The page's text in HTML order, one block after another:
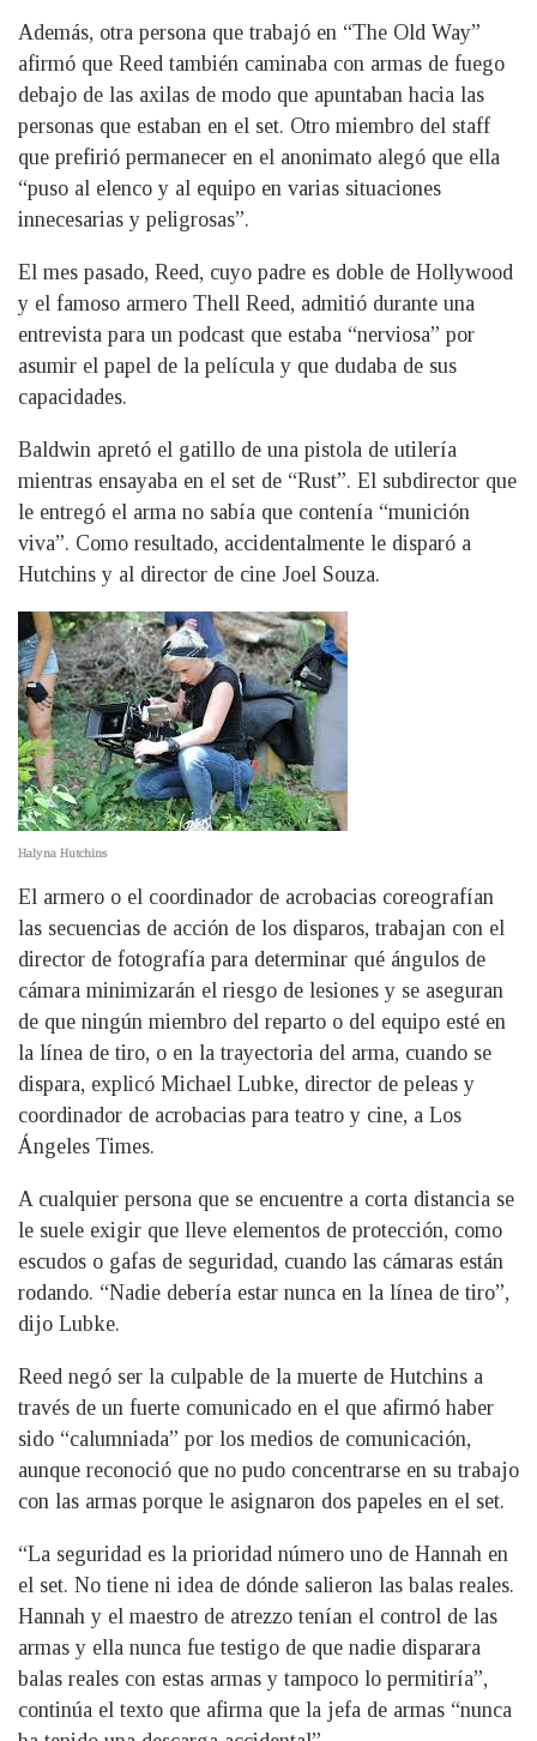
Además, otra persona que trabajó en “The Old Way”
afirmó que Reed también caminaba con armas de fuego
debajo de las axilas de modo que apuntaban hacia las
personas que estaban en el set. Otro miembro del staff
que prefirió permanecer en el anonimato alegó que ella
“puso al elenco y al equipo en varias situaciones
innecesarias y peligrosas”.
El mes pasado, Reed, cuyo padre es doble de Hollywood
y el famoso armero Thell Reed, admitió durante una
entrevista para un podcast que estaba “nerviosa” por
asumir el papel de la película y que dudaba de sus
capacidades.
Baldwin apretó el gatillo de una pistola de utilería
mientras ensayaba en el set de “Rust”. El subdirector que
le entregó el arma no sabía que contenía “munición
viva”. Como resultado, accidentalmente le disparó a
Hutchins y al director de cine Joel Souza.
Halyna Hutchins
El armero o el coordinador de acrobacias coreografían
las secuencias de acción de los disparos, trabajan con el
director de fotografía para determinar qué ángulos de
cámara minimizarán el riesgo de lesiones y se aseguran
de que ningún miembro del reparto o del equipo esté en
la línea de tiro, o en la trayectoria del arma, cuando se
dispara, explicó Michael Lubke, director de peleas y
coordinador de acrobacias para teatro y cine, a Los
Ángeles Times.
A cualquier persona que se encuentre a corta distancia se
le suele exigir que lleve elementos de protección, como
escudos o gafas de seguridad, cuando las cámaras están
rodando. “Nadie debería estar nunca en la línea de tiro”,
dijo Lubke.
Reed negó ser la culpable de la muerte de Hutchins a
través de un fuerte comunicado en el que afirmó haber
sido “calumniada” por los medios de comunicación,
aunque reconoció que no pudo concentrarse en su trabajo
con las armas porque le asignaron dos papeles en el set.
“La seguridad es la prioridad número uno de Hannah en
el set. No tiene ni idea de dónde salieron las balas reales.
Hannah y el maestro de atrezzo tenían el control de las
armas y ella nunca fue testigo de que nadie disparara
balas reales con estas armas y tampoco lo permitiría”,
continúa el texto que afirma que la jefa de armas “nunca